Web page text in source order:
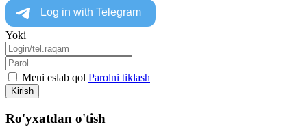
Yoki
Meni eslab qol Parolni tiklash
Kirish
Ro'yxatdan o'tish